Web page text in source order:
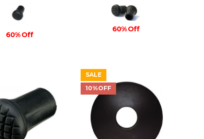
60% Off
60% Off
SALE
10%OFF